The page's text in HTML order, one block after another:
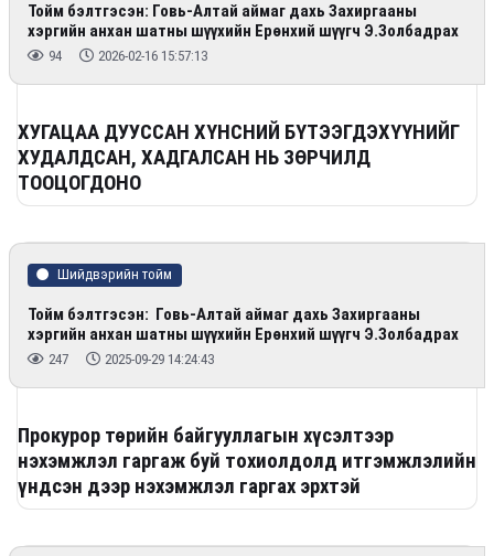
Тойм бэлтгэсэн: Говь-Алтай аймаг дахь Захиргааны
хэргийн анхан шатны шүүхийн Ерөнхий шүүгч Э.Золбадрах
94 2026-02-16 15:57:13
ХУГАЦАА ДУУССАН ХҮНСНИЙ БҮТЭЭГДЭХҮҮНИЙГ
ХУДАЛДСАН, ХАДГАЛСАН НЬ ЗӨРЧИЛД
ТООЦОГДОНО
Шийдвэрийн тойм
Тойм бэлтгэсэн: Говь-Алтай аймаг дахь Захиргааны
хэргийн анхан шатны шүүхийн Ерөнхий шүүгч Э.Золбадрах
247 2025-09-29 14:24:43
Прокурор төрийн байгууллагын хүсэлтээр
нэхэмжлэл гаргаж буй тохиолдолд итгэмжлэлийн
үндсэн дээр нэхэмжлэл гаргах эрхтэй